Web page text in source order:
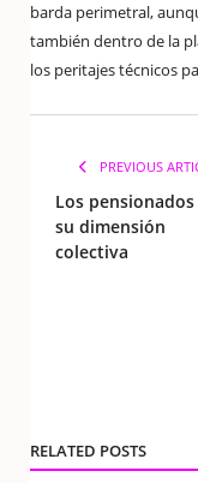
barda perimetral,
también dentro de la
los peritajes técnicos
PREVIOUS
Los
su dimensión
colectiva
RELATED POSTS